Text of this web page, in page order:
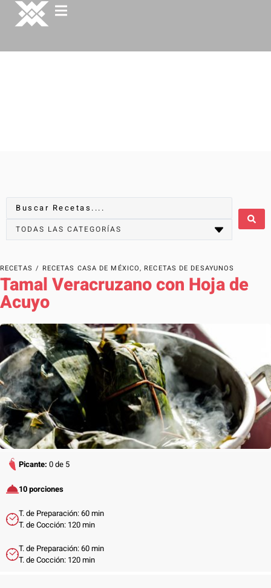
RECETAS / RECETAS CASA DE MÉXICO, RECETAS DE DESAYUNOS
Tamal Veracruzano con Hoja de
Acuyo
Picante: 0 de 5
10 porciones
T. de Preparación: 60 min
T. de Cocción: 120 min
T. de Preparación: 60 min
T. de Cocción: 120 min